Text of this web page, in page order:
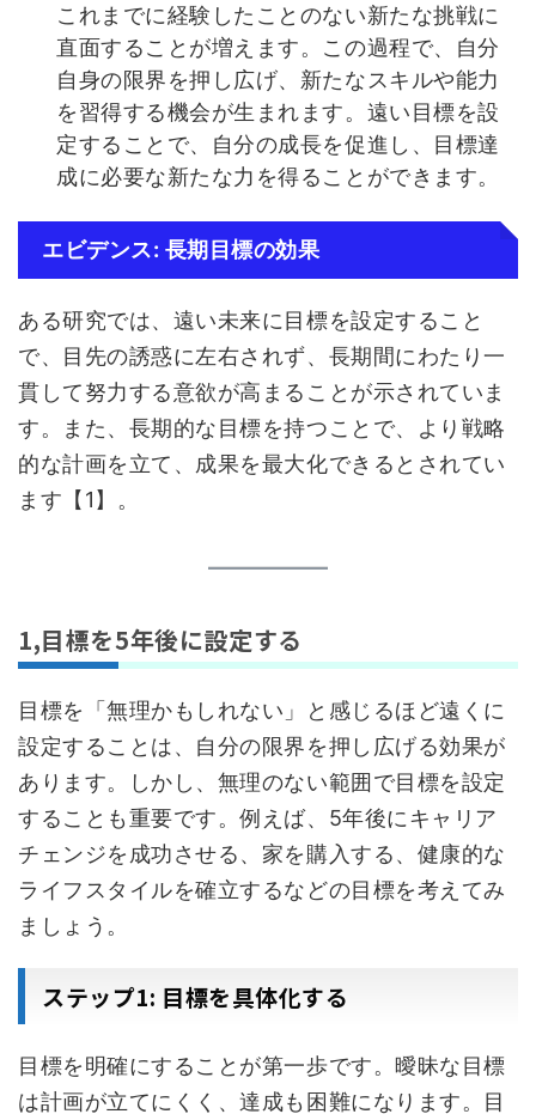
これまでに経験したことのない新たな挑戦に
直面することが増えます。この過程で、自分
自身の限界を押し広げ、新たなスキルや能力
を習得する機会が生まれます。遠い目標を設
定することで、自分の成長を促進し、目標達
成に必要な新たな力を得ることができます。
エビデンス: 長期目標の効果
ある研究では、遠い未来に目標を設定すること
で、目先の誘惑に左右されず、長期間にわたり一
貫して努力する意欲が高まることが示されていま
す。また、長期的な目標を持つことで、より戦略
的な計画を立て、成果を最大化できるとされてい
ます【1】。
1,目標を5年後に設定する
目標を「無理かもしれない」と感じるほど遠くに
設定することは、自分の限界を押し広げる効果が
あります。しかし、無理のない範囲で目標を設定
することも重要です。例えば、5年後にキャリア
チェンジを成功させる、家を購入する、健康的な
ライフスタイルを確立するなどの目標を考えてみ
ましょう。
ステップ1: 目標を具体化する
目標を明確にすることが第一歩です。曖昧な目標
は計画が立てにくく、達成も困難になります。目